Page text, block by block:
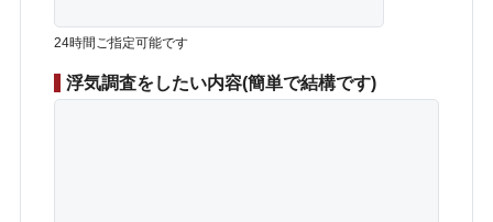
24時間ご指定可能です
浮気調査をしたい内容(簡単で結構です)